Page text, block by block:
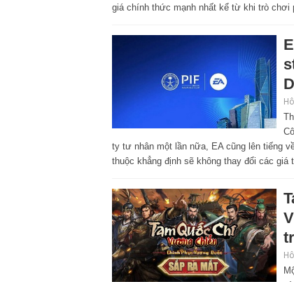
giá chính thức mạnh nhất kể từ khi trò chơi
ty tư nhân một lần nữa, EA cũng lên tiếng
thuộc khẳng định sẽ không thay đổi các giá